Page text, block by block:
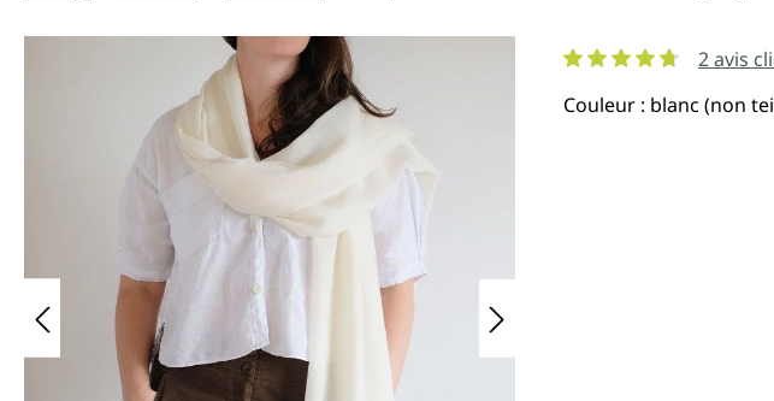
Ignorer la galerie d'images
2 avis
Couleur : blanc (non